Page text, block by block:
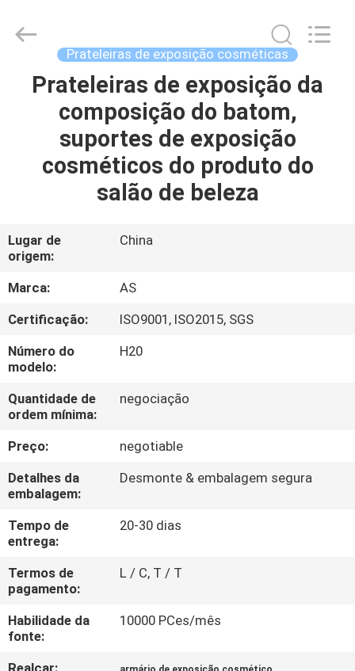
CASA
PRODUTOS
SOBRE
NÓS
EXCURSÃO
DA
FÁBRICA
CONTROLE
DA
QUALIDADE
CONTACTE-
NOS
PEÇA
UMAS
Display
Shelves
Prateleiras de exposição cosméticas
Prateleiras de exposição da
composição do batom,
suportes de exposição
cosméticos do produto do
salão de beleza
Lugar de
origem:
China
Marca:
AS
Certificação:
ISO9001, ISO2015, SGS
Número do
modelo:
H20
Quantidade de
ordem mínima:
negociação
Preço:
negotiable
Detalhes da
embalagem:
Desmonte & embalagem segura
Tempo de
entrega:
20-30 dias
Termos de
pagamento:
L / C, T / T
Habilidade da
fonte:
10000 PCes/mês